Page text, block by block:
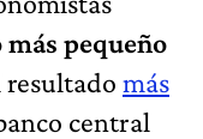
pequeño
más
central